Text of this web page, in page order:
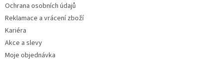
Ochrana osobních údajů
Reklamace a vrácení zboží
Kariéra
Akce a slevy
Moje objednávka